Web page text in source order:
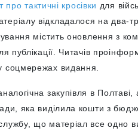
про тактичні кросівки для
відкладалося на два-
містить оновлення з
публікації. Читачів
соцмережах видання.
закупівля в
яка виділила кошти з
що матеріал все одно